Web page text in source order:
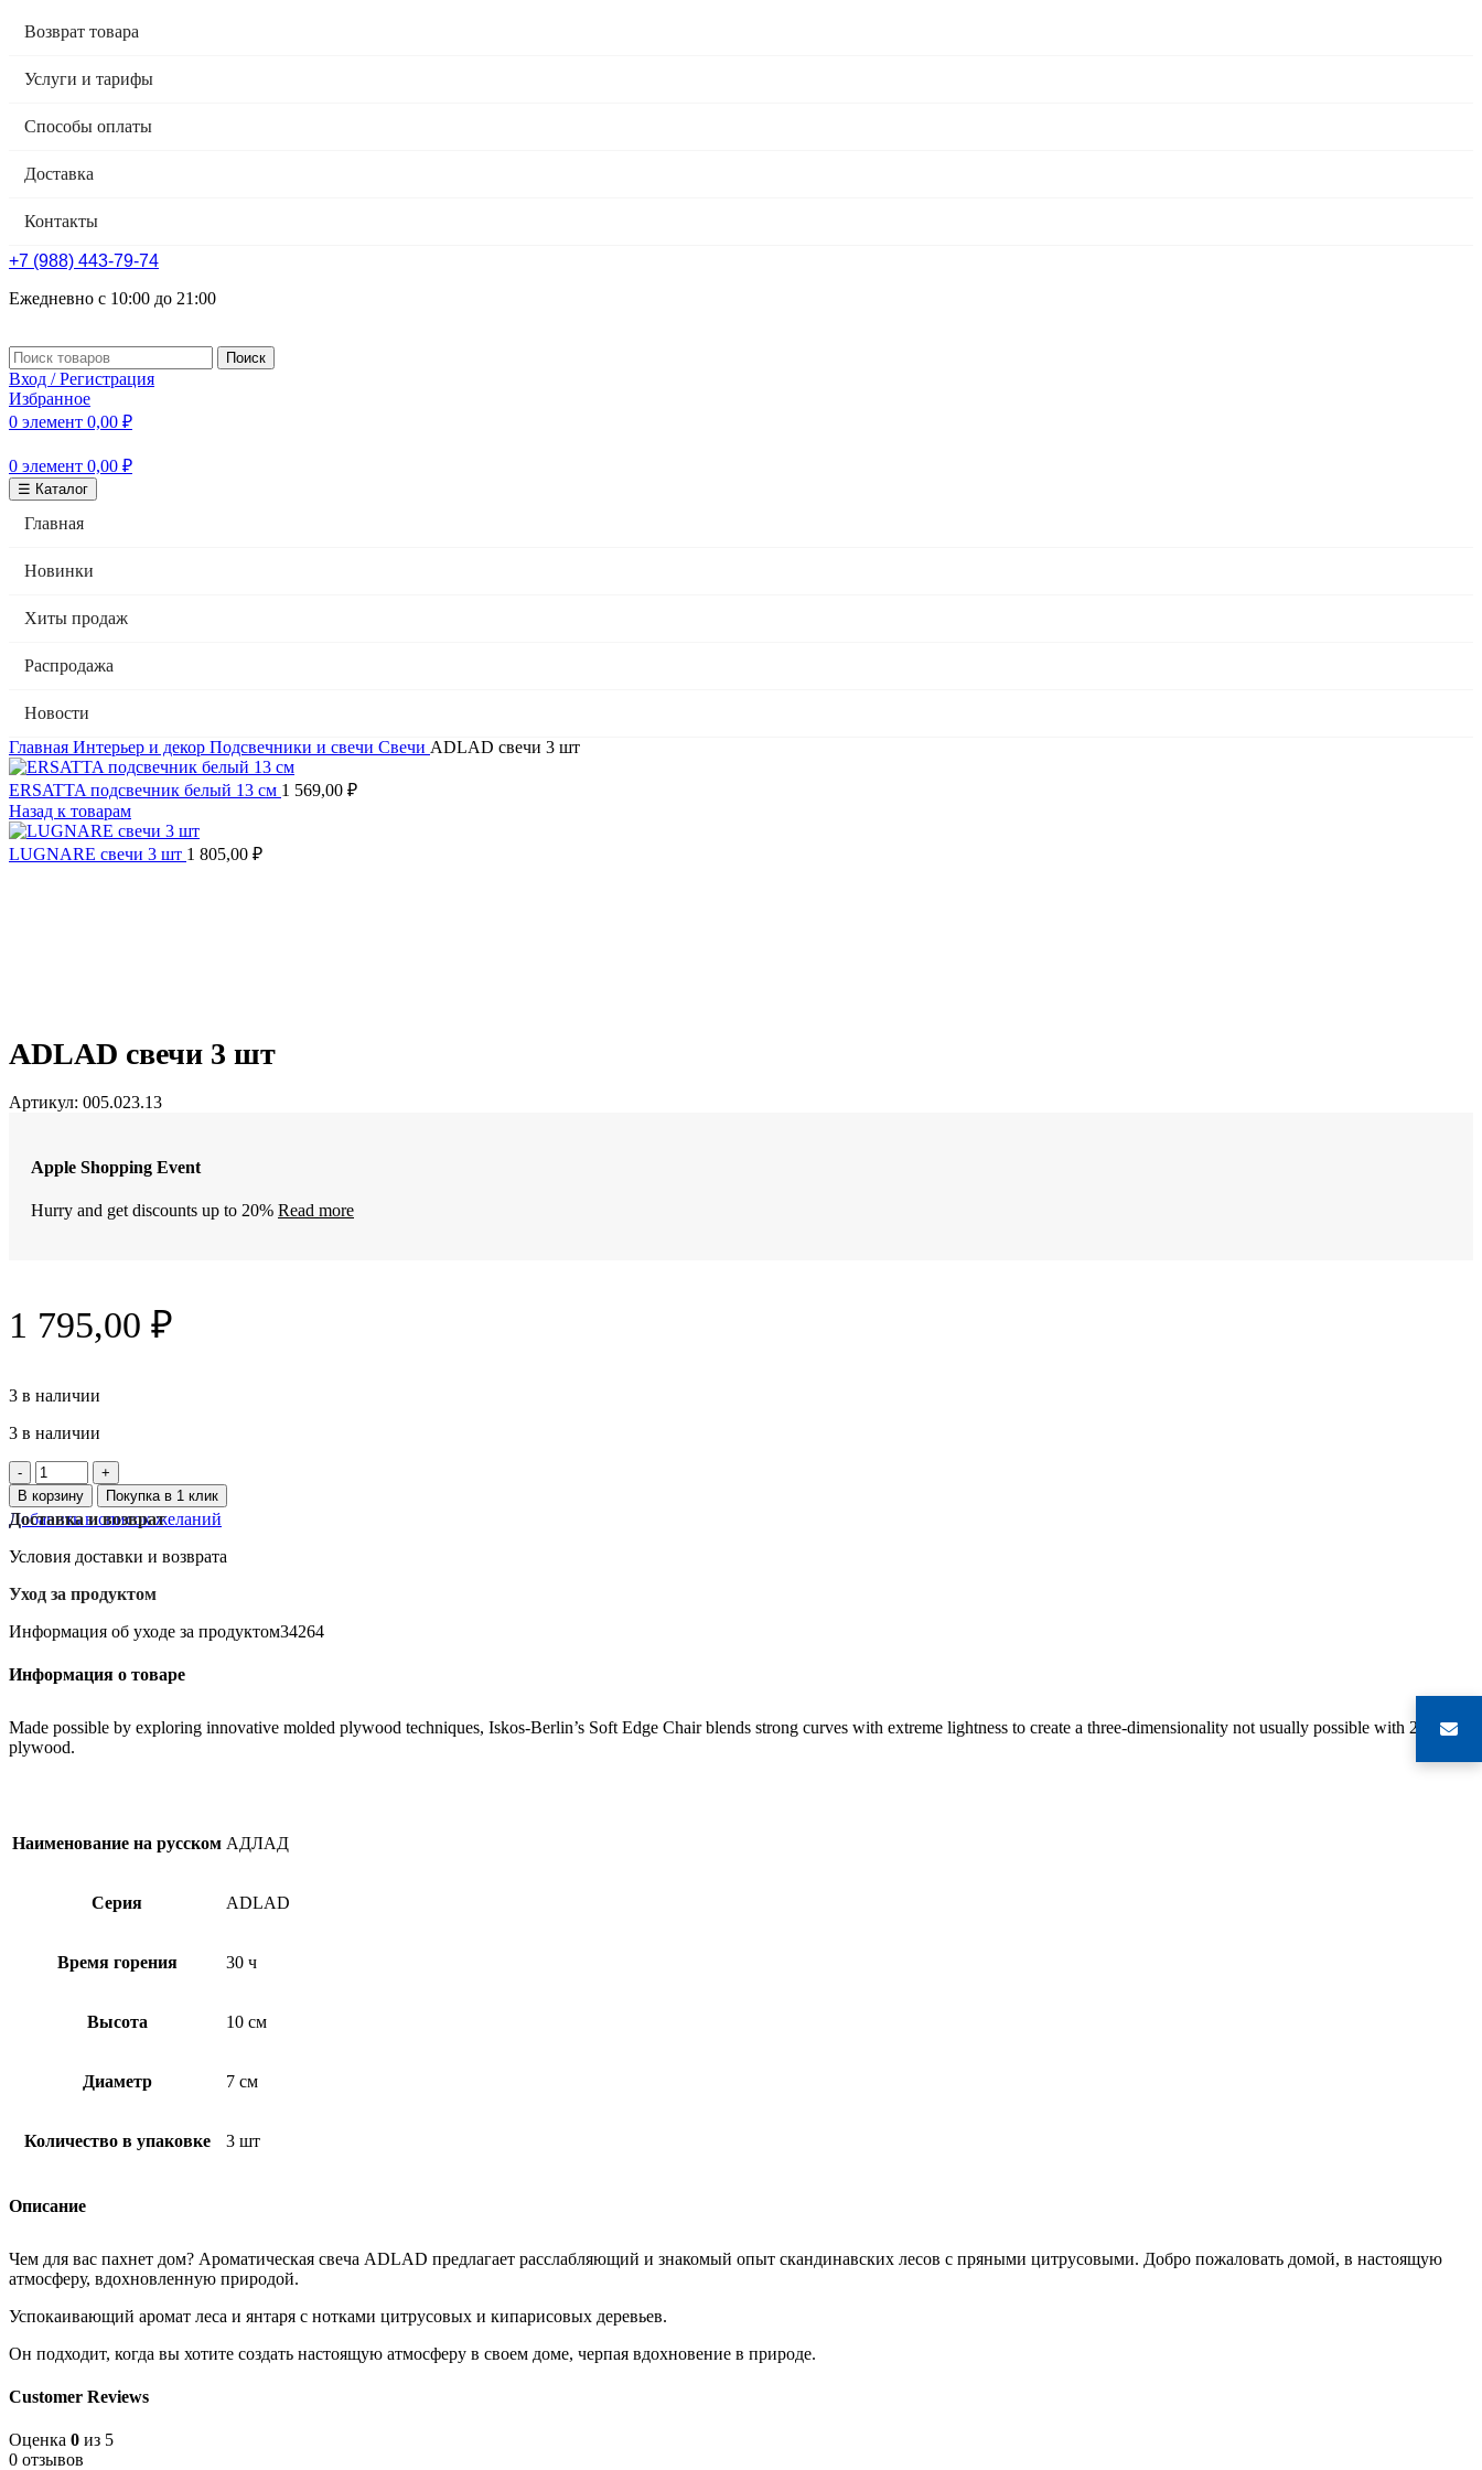
Возврат товара
Услуги и тарифы
Способы оплаты
Доставка
Контакты
+7 (988) 443-79-74
Ежедневно с 10:00 до 21:00
Поиск
Вход / Регистрация
Избранное
0 элемент 0,00 ₽
0 элемент 0,00 ₽
☰ Каталог
Главная
Новинки
Хиты продаж
Распродажа
Новости
Главная Интерьер и декор Подсвечники и свечи Свечи ADLAD свечи 3 шт
ERSATTA подсвечник белый 13 см 1 569,00 ₽
Назад к товарам
LUGNARE свечи 3 шт 1 805,00 ₽
ADLAD свечи 3 шт
Артикул: 005.023.13
Apple Shopping Event
Hurry and get discounts up to 20% Read more
1 795,00 ₽
3 в наличии
3 в наличии
Количество
товара
ADLAD
свечи
шт
В корзину Покупка в 1 клик
Добавить в список желаний
Доставка и возврат
Условия доставки и возврата
Уход за продуктом
Информация об уходе за продуктом34264
Информация о товаре
Made possible by exploring innovative molded plywood techniques, Iskos-Berlin’s Soft Edge Chair blends strong curves with extreme lightness to create a three-dimensionality not usually possible with 2-D
plywood.
Наименование на русском АДЛАД
Серия ADLAD
Время горения 30 ч
Высота 10 см
Диаметр 7 см
Количество в упаковке 3 шт
Описание
Чем для вас пахнет дом? Ароматическая свеча ADLAD предлагает расслабляющий и знакомый опыт скандинавских лесов с пряными цитрусовыми. Добро пожаловать домой, в настоящую
атмосферу, вдохновленную природой.
Успокаивающий аромат леса и янтаря с нотками цитрусовых и кипарисовых деревьев.
Он подходит, когда вы хотите создать настоящую атмосферу в своем доме, черпая вдохновение в природе.
Customer Reviews
Оценка 0 из 5
0 отзывов